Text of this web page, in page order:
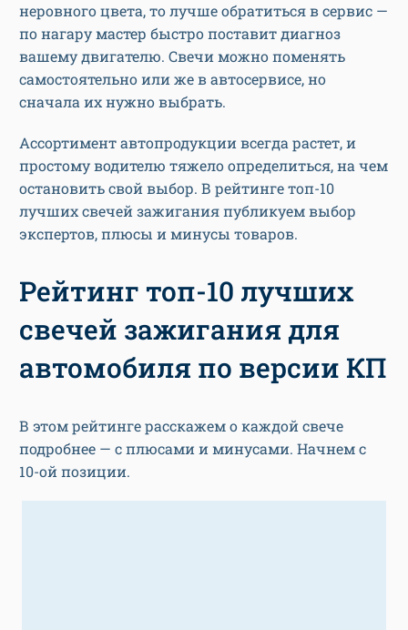
неровного цвета, то лучше обратиться в сервис —
по нагару мастер быстро поставит диагноз
вашему двигателю. Свечи можно поменять
самостоятельно или же в автосервисе, но
сначала их нужно выбрать.
Ассортимент автопродукции всегда растет, и
простому водителю тяжело определиться, на чем
остановить свой выбор. В рейтинге топ-10
лучших свечей зажигания публикуем выбор
экспертов, плюсы и минусы товаров.
Рейтинг топ-10 лучших
свечей зажигания для
автомобиля по версии КП
В этом рейтинге расскажем о каждой свече
подробнее — с плюсами и минусами. Начнем с
10-ой позиции.